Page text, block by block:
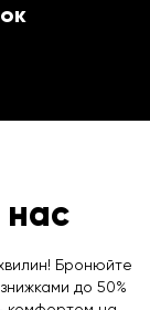
Бронюйте
до 50%